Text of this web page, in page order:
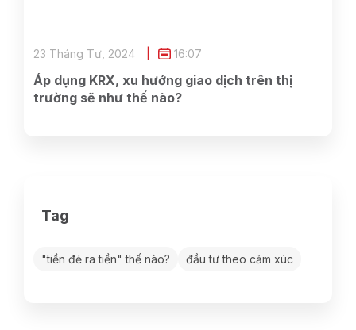
Áp dụng KRX, xu hướng giao dịch trên thị
trường sẽ như thế nào?
23 Tháng Tư, 2024 16:07
Tag
"tiền đẻ ra tiền" thế nào? đầu tư theo cảm xúc